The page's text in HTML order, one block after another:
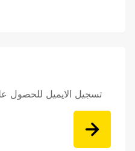
تسجيل الايميل للحصول